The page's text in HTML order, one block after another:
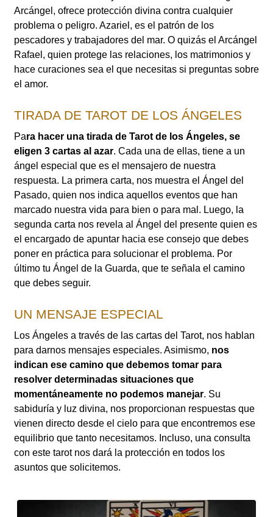
Arcángel, ofrece protección divina contra cualquier
problema o peligro. Azariel, es el patrón de los
pescadores y trabajadores del mar. O quizás el Arcángel
Rafael, quien protege las relaciones, los matrimonios y
hace curaciones sea el que necesitas si preguntas sobre
el amor.
TIRADA DE TAROT DE LOS ÁNGELES
Para hacer una tirada de Tarot de los Ángeles, se
eligen 3 cartas al azar. Cada una de ellas, tiene a un
ángel especial que es el mensajero de nuestra
respuesta. La primera carta, nos muestra el Ángel del
Pasado, quien nos indica aquellos eventos que han
marcado nuestra vida para bien o para mal. Luego, la
segunda carta nos revela al Ángel del presente quien es
el encargado de apuntar hacia ese consejo que debes
poner en práctica para solucionar el problema. Por
último tu Ángel de la Guarda, que te señala el camino
que debes seguir.
UN MENSAJE ESPECIAL
Los Ángeles a través de las cartas del Tarot, nos hablan
para darnos mensajes especiales. Asimismo, nos
indican ese camino que debemos tomar para
resolver determinadas situaciones que
momentáneamente no podemos manejar. Su
sabiduría y luz divina, nos proporcionan respuestas que
vienen directo desde el cielo para que encontremos ese
equilibrio que tanto necesitamos. Incluso, una consulta
con este tarot nos dará la protección en todos los
asuntos que solicitemos.